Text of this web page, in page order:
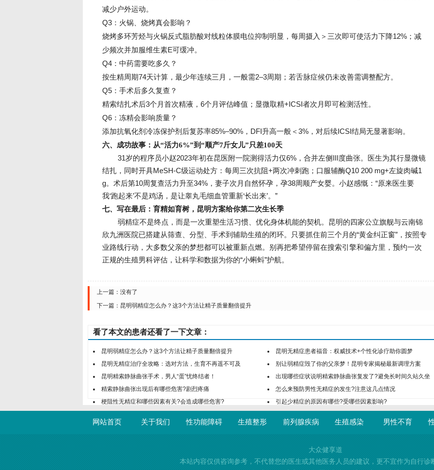
减少户外运动。
Q3：火锅、烧烤真会影响？
烧烤多环芳烃与火锅反式脂肪酸对线粒体膜电位抑制明显，每周摄入＞三次即可使活力下降12%；减
少频次并加服维生素E可缓冲。
Q4：中药需要吃多久？
按生精周期74天计算，最少年连续三月，一般需2–3周期；若舌脉症候仍未改善需调整配方。
Q5：手术后多久复查？
精索结扎术后3个月首次精液，6个月评估峰值；显微取精+ICSI者次月即可检测活性。
Q6：冻精会影响质量？
添加抗氧化剂冷冻保护剂后复苏率85%–90%，DFI升高一般＜3%，对后续ICSI结局无显著影响。
六、成功故事：从“活力6%”到“顺产7斤女儿”只差100天
31岁的程序员小赵2023年初在昆医附一院测得活力仅6%，合并左侧III度曲张。医生为其行显微镜
结扎，同时开具MeSH-C级运动处方：每周三次抗阻+两次冲刺跑；口服辅酶Q10 200 mg+左旋肉碱1
g。术后第10周复查活力升至34%，妻子次月自然怀孕，孕38周顺产女婴。小赵感慨：“原来医生要
我‘跑起来’不是鸡汤，是让睾丸毛细血管重新‘长出来’。”
七、写在最后：育精如育树，昆明方案给你第二次生长季
弱精症不是终点，而是一次重塑生活习惯、优化身体机能的契机。昆明的四家公立旗舰与云南锦
欣九洲医院已搭建从筛查、分型、手术到辅助生殖的闭环。只要抓住前三个月的“黄金纠正窗”，按照专
业路线行动，大多数父亲的梦想都可以被重新点燃。别再把希望停留在搜索引擎和偏方里，预约一次
正规的生殖男科评估，让科学和数据为你的“小蝌蚪”护航。
上一篇：没有了
下一篇： 昆明弱精症怎么办？这3个方法让精子质量翻倍提升
看了本文的患者还看了一下文章：
昆明弱精症怎么办？这3个方法让精子质量翻倍提升
昆明无精症患者福音：权威技术+个性化诊疗助你圆梦
昆明无精症治疗全攻略：选对方法，生育不再遥不可及
别让弱精症毁了你的父亲梦！昆明专家揭秘最新调理方案
昆明精索静脉曲张手术，男人“蛋”忧终结者！
出现哪些症状说明精索静脉曲张复发了?避免长时间久站久坐
精索静脉曲张出现后有哪些危害?剧烈疼痛
怎么来预防男性无精症的发生?注意这几点情况
梗阻性无精症和哪些因素有关?会造成哪些危害?
引起少精症的原因有哪些?受哪些因素影响?
网站首页 关于我们 性功能障碍 生殖整形 前列腺疾病 生殖感染 男性不育
大众健享道
本站内容仅供咨询参考，不代替您的医生或其他医务人员的建议，更不宜作为自行诊